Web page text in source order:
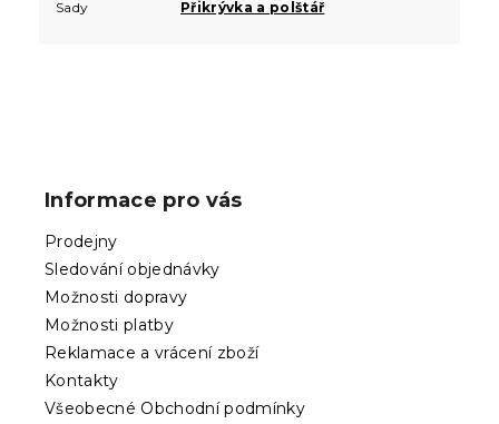
Sady
Přikrývka a polštář
Informace pro vás
Prodejny
Sledování objednávky
Možnosti dopravy
Možnosti platby
Reklamace a vrácení zboží
Kontakty
Všeobecné Obchodní podmínky